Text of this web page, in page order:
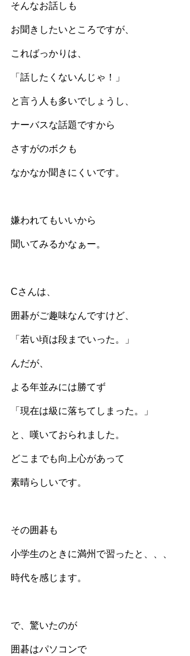
そんなお話しも
お聞きしたいところですが、
こればっかりは、
「話したくないんじゃ！」
と言う人も多いでしょうし、
ナーバスな話題ですから
さすがのボクも
なかなか聞きにくいです。
嫌われてもいいから
聞いてみるかなぁー。
Cさんは、
囲碁がご趣味なんですけど、
「若い頃は段までいった。」
んだが、
よる年並みには勝てず
「現在は級に落ちてしまった。」
と、嘆いておられました。
どこまでも向上心があって
素晴らしいです。
その囲碁も
小学生のときに満州で習ったと、、、
時代を感じます。
で、驚いたのが
囲碁はパソコンで